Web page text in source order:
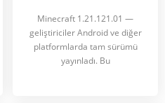
Minecraft 1.21.121.01 —
geliştiriciler Android ve diğer
platformlarda tam sürümü
yayınladı. Bu